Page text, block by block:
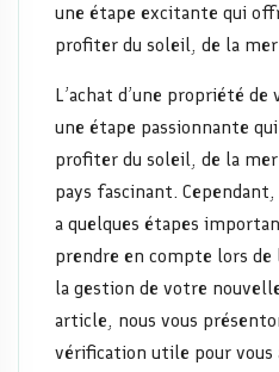
remise
des
clés
et
gestion
une étape excitante qui
profiter du soleil, de la
L’achat d’une propriété de
une étape passionnante
profiter du soleil, de la
pays fascinant.
a quelques étapes
prendre en compte lors de
la gestion de votre
article, nous vous
vérification utile pour vous